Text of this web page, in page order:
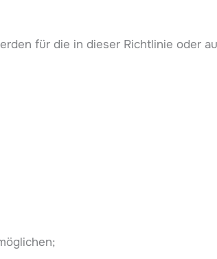
für die in dieser Richtlinie oder